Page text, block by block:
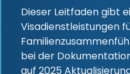
Dieser Leitfaden gibt
Visadienstleistungen
bei der
auf 2025